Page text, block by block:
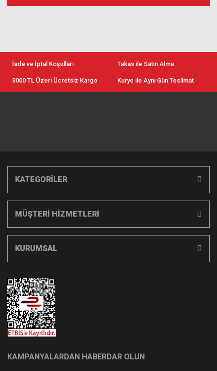
İade ve İptal Koşulları Takas ile Satın Alma
3000 TL Üzeri Ücretsiz Kargo Kurye ile Aynı Gün Teslimat
KATEGORİLER
MÜŞTERİ HİZMETLERİ
KURUMSAL
KAMPANYALARDAN HABERDAR OLUN